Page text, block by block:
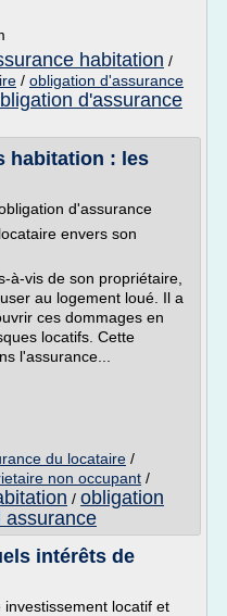
habitation /
/ obligation d'assurance
d'assurance
habitation : les
d'assurance
envers son
à-vis de son propriétaire,
au logement loué. Il a
ces dommages en
locatifs. Cette
l'assurance...
du locataire /
non occupant /
/ obligation
assurance
intérêts de
locatif et